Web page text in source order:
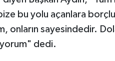
bu yolu açanlara
onların sayesindedir.
dedi.